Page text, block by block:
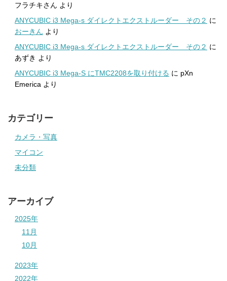
フラチキさん より
ANYCUBIC i3 Mega-s ダイレクトエクストルーダー その２ に
おーきん より
ANYCUBIC i3 Mega-s ダイレクトエクストルーダー その２ に
あずき より
ANYCUBIC i3 Mega-S にTMC2208を取り付ける に pXn
Emerica より
カテゴリー
カメラ・写真
マイコン
未分類
アーカイブ
2025年
11月
10月
2023年
2022年